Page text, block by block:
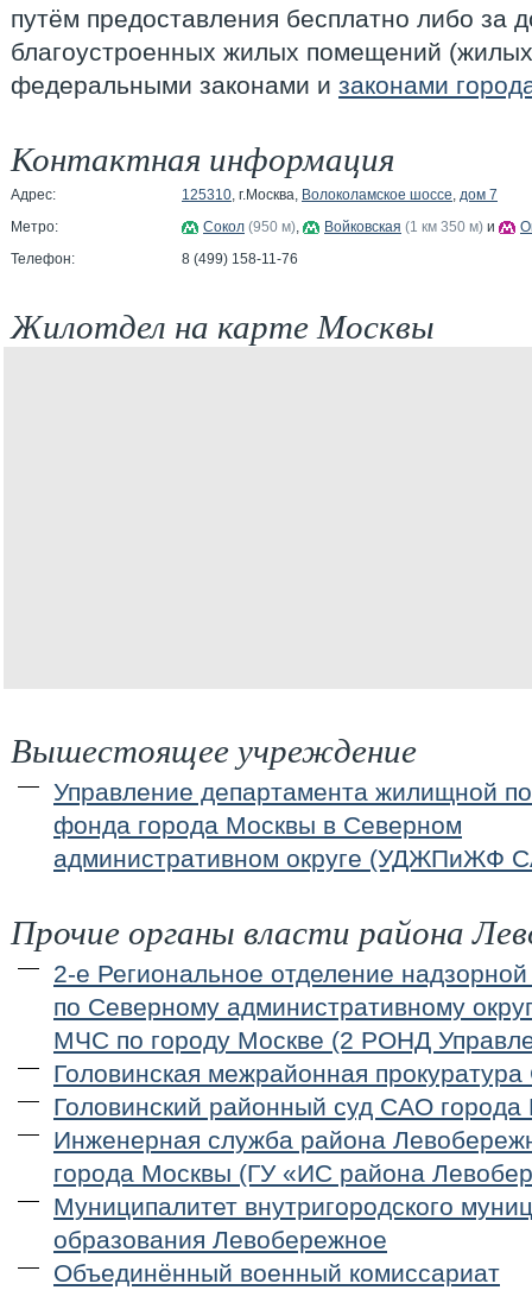
путём предоставления бесплатно либо за
благоустроенных жилых помещений
федеральными законами и законами
Контактная информация
Адрес: 125310, г.Москва, Волоколамское шоссе, дом 7
Метро:
Сокол (950 м), Войковская (1 км 350 м) и
Телефон:
8 (499) 158-11-76
Жилотдел на карте Москвы
Вышестоящее учреждение
Управление департамента жилищной
фонда города Москвы в Северном
административном округе (УДЖПиЖФ
Прочие органы власти района
2-е Региональное отделение
по Северному административному
МЧС по городу Москве (2 РОНД
Головинская межрайонная
Головинский районный суд САО
Инженерная служба района
города Москвы (ГУ «ИС района
Муниципалитет внутригородского
образования Левобережное
Объединённый военный комиссариат